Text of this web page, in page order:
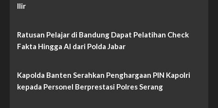
Ilir
Ratusan Pelajar di Bandung Dapat Pelatihan Check
Fakta Hingga AI dari Polda Jabar
Kapolda Banten Serahkan Penghargaan PIN Kapolri
kepada Personel Berprestasi Polres Serang